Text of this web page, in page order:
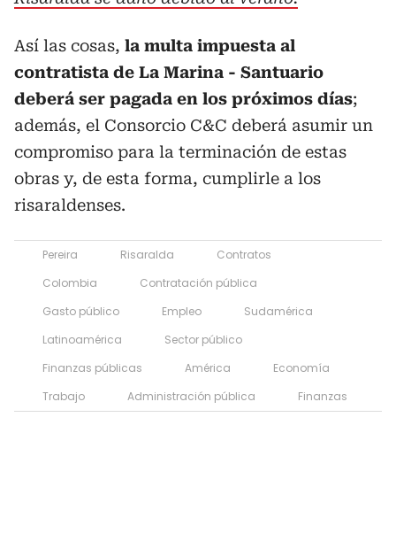
Así las cosas, la multa impuesta al
contratista de La Marina - Santuario
deberá ser pagada en los próximos días;
además, el Consorcio C&C deberá asumir un
compromiso para la terminación de estas
obras y, de esta forma, cumplirle a los
risaraldenses.
Pereira Risaralda
Contratos
Colombia
Contratación pública
Gasto público
Empleo
Sudamérica
Latinoamérica
Sector público
Finanzas públicas
América
Economía
Trabajo
Administración pública Finanzas